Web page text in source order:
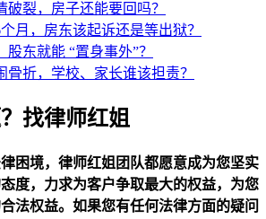
破裂，房子还能要回吗？
月，房东该起诉还是等出狱？
东就能 “置身事外”？
骨折，学校、家长谁该担责？
找律师红姐
困境，律师红姐团队都愿意成为您坚实
度，力求为客户争取最大的权益，为您
法权益。如果您有任何法律方面的疑问